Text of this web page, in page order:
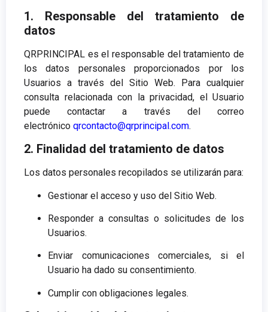
1. Responsable del tratamiento de
datos
QRPRINCIPAL es el responsable del tratamiento de
los datos personales proporcionados por los
Usuarios a través del Sitio Web. Para cualquier
consulta relacionada con la privacidad, el Usuario
puede contactar a través del correo
electrónico qrcontacto@qrprincipal.com.
2. Finalidad del tratamiento de datos
Los datos personales recopilados se utilizarán para:
Gestionar el acceso y uso del Sitio Web.
Responder a consultas o solicitudes de los
Usuarios.
Enviar comunicaciones comerciales, si el
Usuario ha dado su consentimiento.
Cumplir con obligaciones legales.